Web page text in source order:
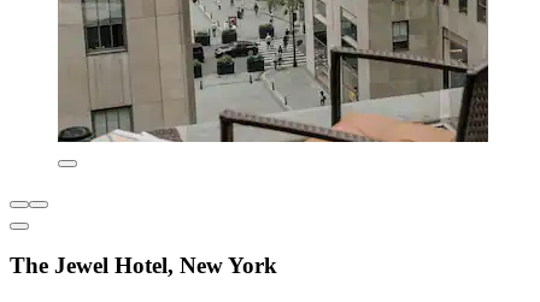
The Jewel Hotel, New York